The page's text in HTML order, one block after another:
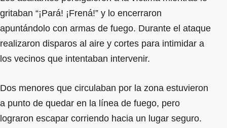
gritaban “¡Pará! ¡Frená!” y lo encerraron
apuntándolo con armas de fuego. Durante el ataque
realizaron disparos al aire y cortes para intimidar a
los vecinos que intentaban intervenir.
Dos menores que circulaban por la zona estuvieron
a punto de quedar en la línea de fuego, pero
lograron escapar corriendo hacia un lugar seguro.